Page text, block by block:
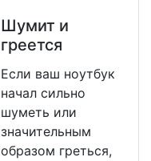
Шумит и
греется
Если ваш ноутбук
начал сильно
шуметь или
значительным
образом греться,